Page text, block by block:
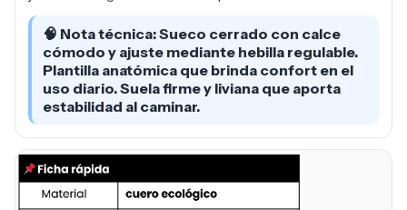
🧠 Nota técnica: Sueco cerrado con calce
cómodo y ajuste mediante hebilla regulable.
Plantilla anatómica que brinda confort en el
uso diario. Suela firme y liviana que aporta
estabilidad al caminar.